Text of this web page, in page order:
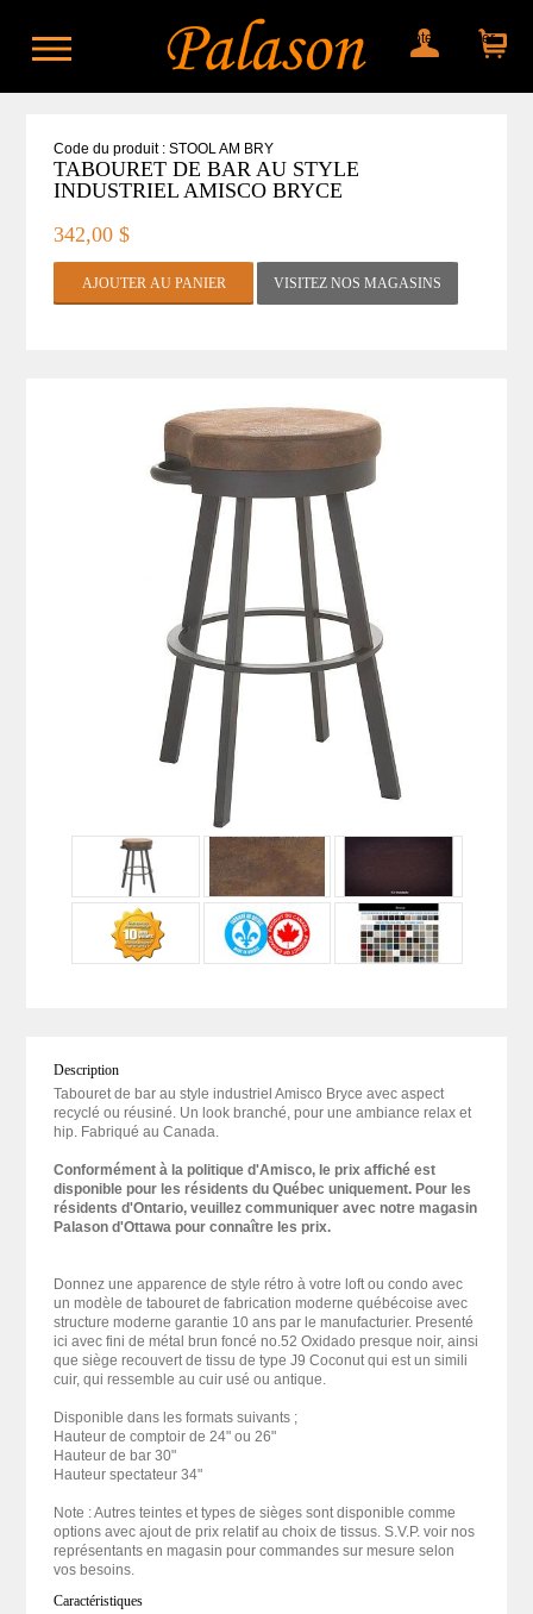
Mon compteMon panier
Code du produit : STOOL AM BRY
TABOURET DE BAR AU STYLE
INDUSTRIEL AMISCO BRYCE
342,00 $
VISITEZ NOS MAGASINS
Description
Tabouret de bar au style industriel Amisco Bryce avec aspect
recyclé ou réusiné. Un look branché, pour une ambiance relax et
hip. Fabriqué au Canada.
Conformément à la politique d'Amisco, le prix affiché est
disponible pour les résidents du Québec uniquement. Pour les
résidents d'Ontario, veuillez communiquer avec notre magasin
Palason d'Ottawa pour connaître les prix.
Donnez une apparence de style rétro à votre loft ou condo avec
un modèle de tabouret de fabrication moderne québécoise avec
structure moderne garantie 10 ans par le manufacturier. Presenté
ici avec fini de métal brun foncé no.52 Oxidado presque noir, ainsi
que siège recouvert de tissu de type J9 Coconut qui est un simili
cuir, qui ressemble au cuir usé ou antique.
Disponible dans les formats suivants ;
Hauteur de comptoir de 24" ou 26"
Hauteur de bar 30"
Hauteur spectateur 34"
Note : Autres teintes et types de sièges sont disponible comme
options avec ajout de prix relatif au choix de tissus. S.V.P. voir nos
représentants en magasin pour commandes sur mesure selon
vos besoins.
Caractéristiques